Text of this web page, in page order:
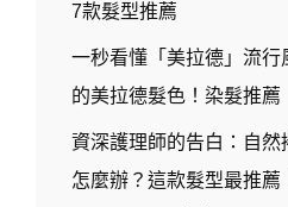
7款髮型推薦
一秒看懂「美拉德」流行
的美拉德髮色！染髮推薦
資深護理師的告白：自然
怎麼辦？這款髮型最推薦